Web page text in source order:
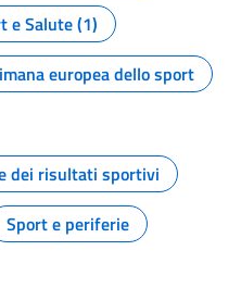
e Salute (1)
europea dello sport
dei risultati sportivi
Sport e periferie